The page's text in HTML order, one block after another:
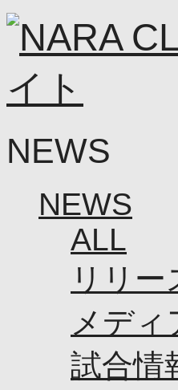
ソシオス
バモス
チアダンススクー
ビクトリーロード
HOMEGAME
ホームゲーム運営
Jリーグ運営管理規
ロートフィールド
SCHEDULE
2026/27
練習見学時のファ
TICKET
奈良クラブ明治
奈良クラブ明治
FANCOMMUNITY
2026/27ファンコ
サポートショップ
GOODS
オフィシャルスト
NEWS
NEWS
ALL
リリー
メディ
試合情